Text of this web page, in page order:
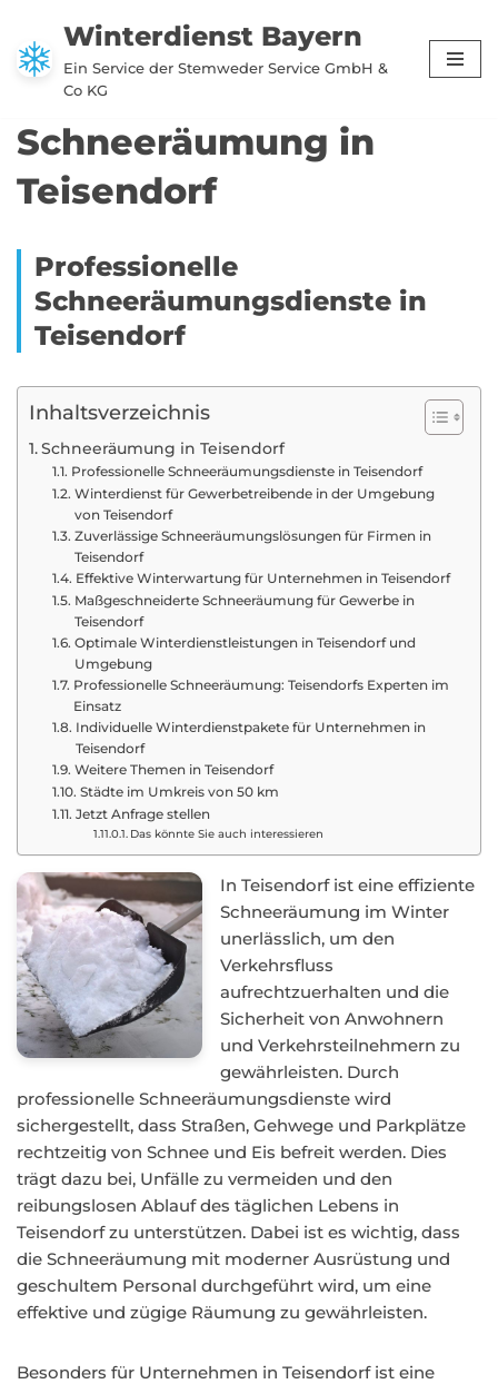
Zum
Inhalt
Winterdienst Bayern
Ein Service der Stemweder Service GmbH &
Co KG
Schneeräumung in
Teisendorf
Professionelle
Schneeräumungsdienste in
Teisendorf
Inhaltsverzeichnis
Schneeräumung in Teisendorf
Professionelle Schneeräumungsdienste in Teisendorf
Winterdienst für Gewerbetreibende in der Umgebung
von Teisendorf
Zuverlässige Schneeräumungslösungen für Firmen in
Teisendorf
Effektive Winterwartung für Unternehmen in Teisendorf
Maßgeschneiderte Schneeräumung für Gewerbe in
Teisendorf
Optimale Winterdienstleistungen in Teisendorf und
Umgebung
Professionelle Schneeräumung: Teisendorfs Experten im
Einsatz
Individuelle Winterdienstpakete für Unternehmen in
Teisendorf
Weitere Themen in Teisendorf
Städte im Umkreis von 50 km
Jetzt Anfrage stellen
Das könnte Sie auch interessieren
In Teisendorf ist eine effiziente
Schneeräumung im Winter
unerlässlich, um den
Verkehrsfluss
aufrechtzuerhalten und die
Sicherheit von Anwohnern
und Verkehrsteilnehmern zu
gewährleisten. Durch
professionelle Schneeräumungsdienste wird
sichergestellt, dass Straßen, Gehwege und Parkplätze
rechtzeitig von Schnee und Eis befreit werden. Dies
trägt dazu bei, Unfälle zu vermeiden und den
reibungslosen Ablauf des täglichen Lebens in
Teisendorf zu unterstützen. Dabei ist es wichtig, dass
die Schneeräumung mit moderner Ausrüstung und
geschultem Personal durchgeführt wird, um eine
effektive und zügige Räumung zu gewährleisten.
Besonders für Unternehmen in Teisendorf ist eine